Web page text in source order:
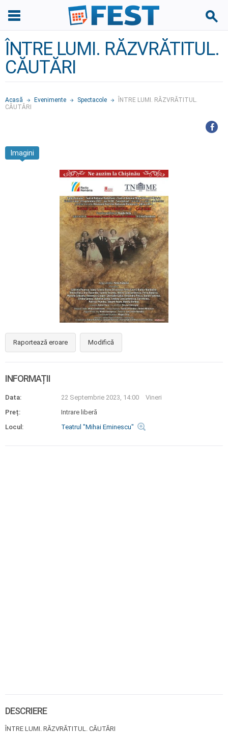
ÎNTRE LUMI. RĂZVRĂTITUL.
CĂUTĂRI
Acasă Evenimente Spectacole
ÎNTRE LUMI. RĂZVRĂTITUL.
CĂUTĂRI
Imagini
Raportează eroare Modifică
INFORMAȚII
Data: 22 Septembrie 2023, 14:00
Vineri
Preț:
Intrare liberă
Locul:
Teatrul "Mihai Eminescu"
DESCRIERE
ÎNTRE LUMI. RĂZVRĂTITUL. CĂUTĂRI